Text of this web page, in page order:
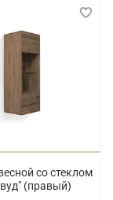
со стеклом
(правый)